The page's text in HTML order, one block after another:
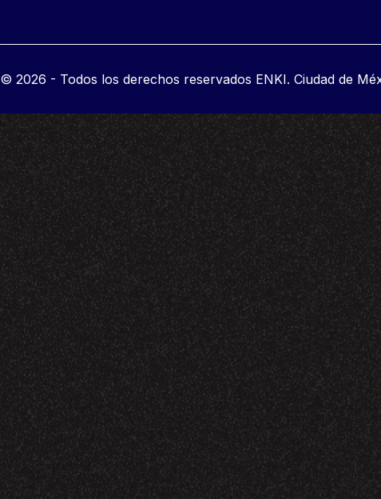
© 2026 - Todos los derechos reservados ENKI. Ciudad de